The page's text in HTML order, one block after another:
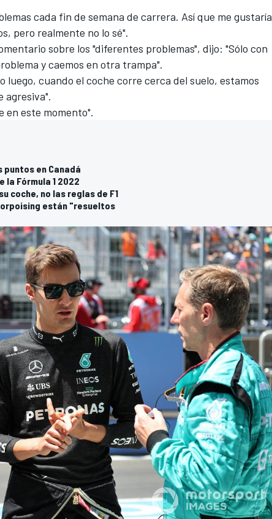
cada fin de semana de carrera. Así que me gustaría
pero realmente no lo sé".
sobre los "diferentes problemas", dijo: "Sólo con
y caemos en otra trampa".
luego, cuando el coche corre cerca del suelo, estamos
agresiva".
en este momento".
en Canadá
la Fórmula 1 2022
coche, no las reglas de F1
están "resueltos